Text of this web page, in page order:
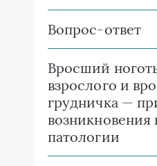
Вопрос-ответ
Вросший
взрослого и
грудничка —
патологии